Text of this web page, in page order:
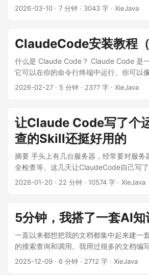
2026.2.x 难度等级：⭐⭐☆☆☆（适合新手
2026-03-10 · 7 分钟 · 3043 字 · XieJava
ClaudeCode安装教程（
什么是 Claude Code？ Claude Code 是
它可以在你的命令行终端中运行。你可以
用自然语言告诉它你想做什么（比如"帮我
2026-02-27 · 5 分钟 · 2377 字 · XieJava
让Claude Code写了个
查的Skill还挺好用的
摘要 手头上有几台服务器，经常要对服务
全检查等。这几天让ClaudeCode自己写
活就让AI给干了。本文详细介绍了如何使
果。该系统采用模块化设计，提供三大检
查、深度安全审计、Docker容器监控），
（Markdown人工可读 + JSON机器可处
扩展性和兼容性。 ...
2026-01-20 · 22 分钟 · 10574 字 · XieJava
5分钟，我搭了一套AI知
一直以来都想把我的文档都集中起来建一
的搜索查询和调用。我用过很多的文档编
的、离线的，包括有有道云笔记、语雀、
2025-12-09 · 6 分钟 · 2712 字 · XieJava